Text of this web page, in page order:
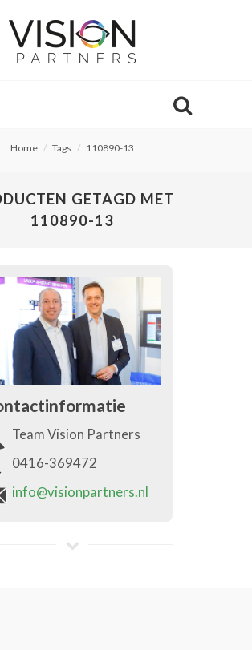
Home Tags 110890-13
GETAGD MET
110890-13
Team Vision Partners
0416-369472
info@visionpartners.nl